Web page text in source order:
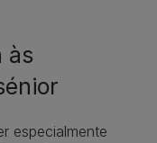
às
especialmente